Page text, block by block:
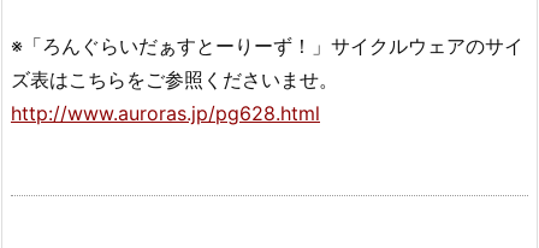
※「ろんぐらいだぁすとーりーず！」サイクルウェアのサイ
ズ表はこちらをご参照くださいませ。
http://www.auroras.jp/pg628.html